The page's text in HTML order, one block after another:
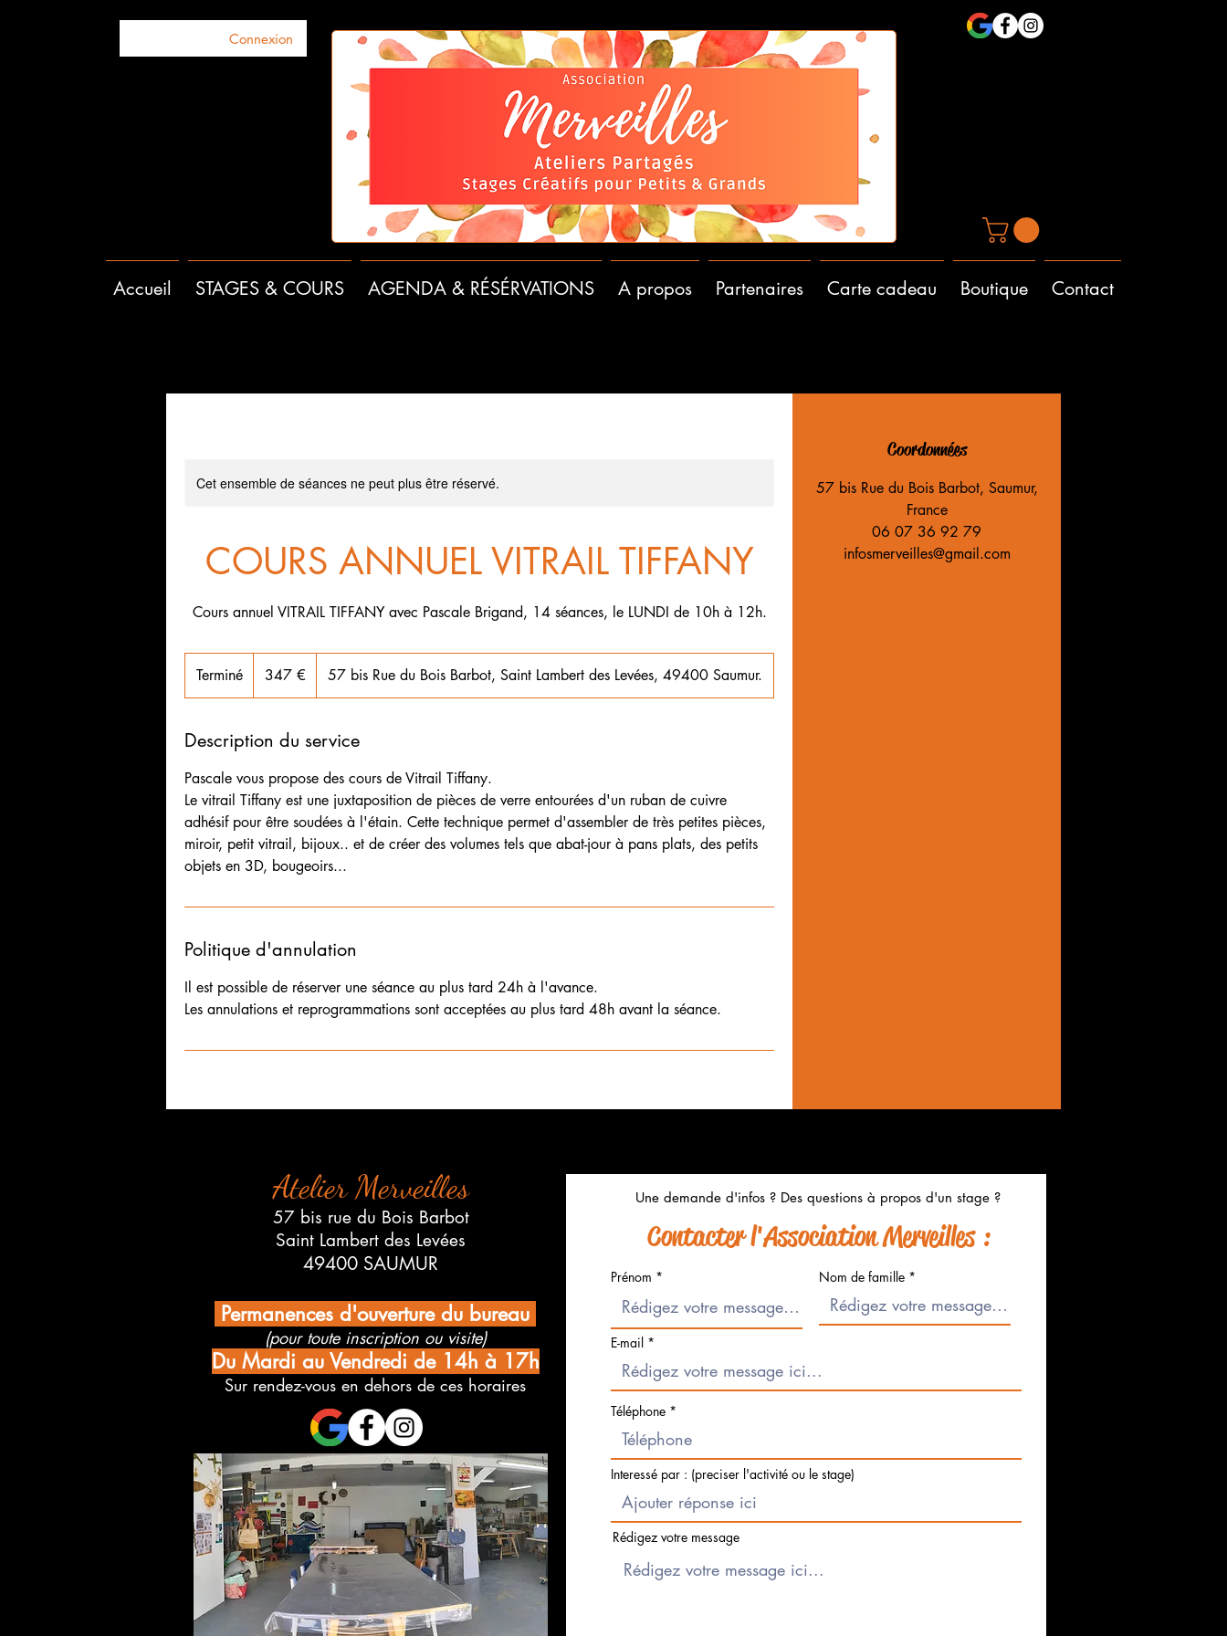
Connexion
Accueil STAGES & COURS AGENDA & RÉSÉRVATIONS A propos Partenaires Carte cadeau Boutique Contact
Cet ensemble de séances ne peut plus être réservé.
COURS ANNUEL VITRAIL TIFFANY
Cours annuel VITRAIL TIFFANY avec Pascale Brigand, 14 séances, le LUNDI de 10h à 12h.
Terminé
e
m
n
é
euros347 € 57 bis Rue du Bois Barbot, Saint Lambert des Levées, 49400 Saumur.
Description du service
Pascale vous propose des cours de Vitrail Tiffany.
Le vitrail Tiffany est une juxtaposition de pièces de verre entourées d'un ruban de cuivre
adhésif pour être soudées à l'étain. Cette technique permet d'assembler de très petites pièces,
miroir, petit vitrail, bijoux.. et de créer des volumes tels que abat-jour à pans plats, des petits
objets en 3D, bougeoirs...
Politique d'annulation
Il est possible de réserver une séance au plus tard 24h à l'avance.
Coordonnées
57 bis Rue du Bois Barbot, Saumur,
France
06 07 36 92 79
infosmerveilles@gmail.com
Atelier Merveilles
57 bis rue du Bois Barbot
Saint Lambert des Levées
49400 SAUMUR
Permanences d'ouverture du bureau
(pour toute inscription ou visite)
Du Mardi au Vendredi de 14h à 17h
Sur rendez-vous en dehors de ces horaires
Une demande d'infos ? Des questions à propos d'un stage ?
Contacter l'Association Merveilles :
Prénom Nom de famille
E-mail
Téléphone
Interessé par : (preciser l'activité ou le stage)
Rédigez votre message